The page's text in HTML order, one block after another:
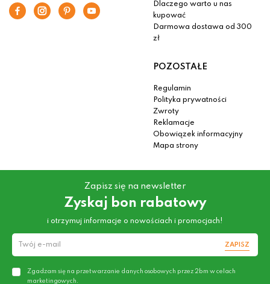
Dlaczego warto u nas
kupować
Darmowa dostawa od 300
zł
POZOSTAŁE
Regulamin
Polityka prywatności
Zwroty
Reklamacje
Obowiązek informacyjny
Mapa strony
Zapisz się na newsletter
Zyskaj bon rabatowy
i otrzymuj informacje o nowościach i promocjach!
ZAPISZ
Zgadzam się na przetwarzanie danych osobowych przez 2bm w celach
marketingowych.